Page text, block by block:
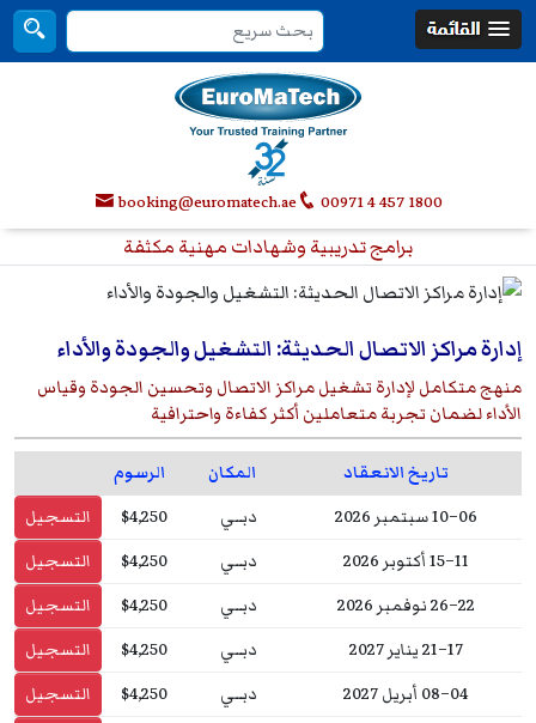
00971 4 457 1800
booking@euromatech.ae
برامج تدريبية وشهادات مهنية مكثفة
إدارة مراكز الاتصال الحديثة: التشغيل والجودة والأداء
منهج متكامل لإدارة تشغيل مراكز الاتصال وتحسين الجودة وقياس
الأداء لضمان تجربة متعاملين أكثر كفاءة واحترافية
تاريخ الانعقاد المكان
الرسوم
06–10 سبتمبر 2026
دبــي $4,250
التسجيل
11–15 أكتوبر 2026
دبــي $4,250
التسجيل
22–26 نوفمبر 2026
دبــي $4,250
التسجيل
17–21 يناير 2027
دبــي $4,250
التسجيل
04–08 أبريل 2027
دبــي $4,250
التسجيل